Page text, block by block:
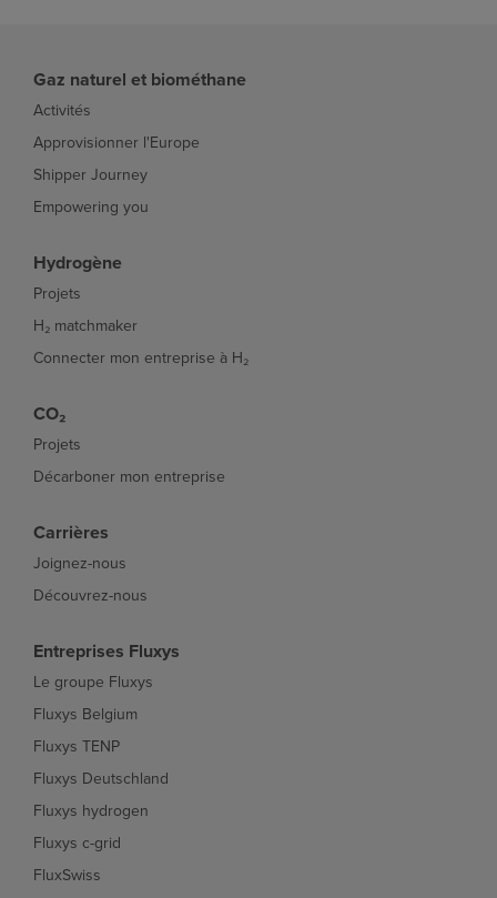
Gaz naturel et biométhane
Activités
Approvisionner l'Europe
Shipper Journey
Empowering you
Hydrogène
Projets
H₂ matchmaker
Connecter mon entreprise à H₂
CO₂
Projets
Décarboner mon entreprise
Carrières
Joignez-nous
Découvrez-nous
Entreprises Fluxys
Le groupe Fluxys
Fluxys Belgium
Fluxys TENP
Fluxys Deutschland
Fluxys hydrogen
Fluxys c-grid
FluxSwiss